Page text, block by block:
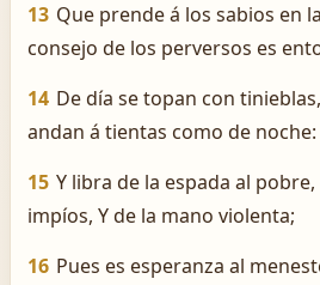
13 Que prende á los sabios en
consejo de los perversos es
14 De día se topan con
andan á tientas como de noche:
15 Y libra de la espada al
impíos, Y de la mano violenta;
16 Pues es esperanza al